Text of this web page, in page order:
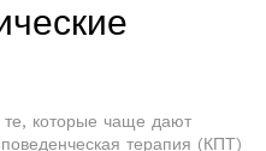
которые чаще дают
терапия (КПТ)